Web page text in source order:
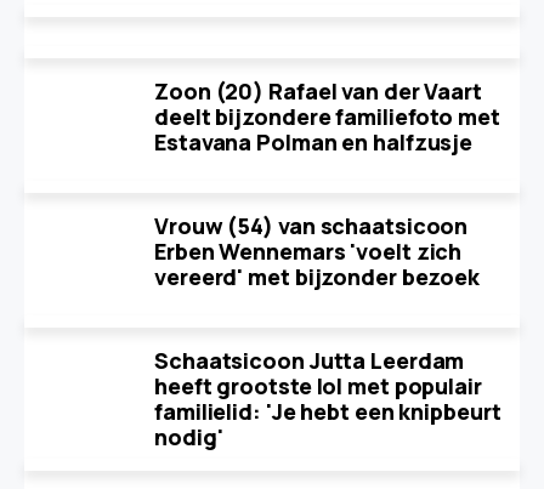
Zoon (20) Rafael van der Vaart
deelt bijzondere familiefoto met
Estavana Polman en halfzusje
Vrouw (54) van schaatsicoon
Erben Wennemars 'voelt zich
vereerd' met bijzonder bezoek
Schaatsicoon Jutta Leerdam
heeft grootste lol met populair
familielid: 'Je hebt een knipbeurt
nodig'